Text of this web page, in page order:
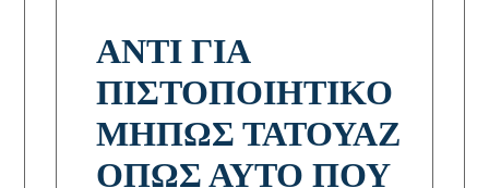
ΑΝΤΙ ΓΙΑ
ΠΙΣΤΟΠΟΙΗΤΙΚΟ
ΜΗΠΩΣ ΤΑΤΟΥΑΖ
ΟΠΩΣ ΑΥΤΟ ΠΟΥ